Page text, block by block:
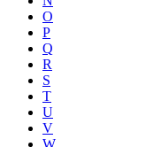
O
P
Q
R
S
T
U
V
W